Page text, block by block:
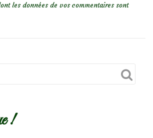
les données de vos commentaires sont
!